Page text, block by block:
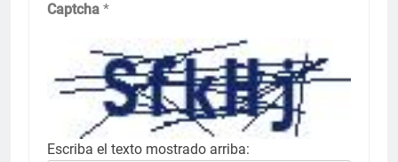
Captcha *
Escriba el texto mostrado arriba: